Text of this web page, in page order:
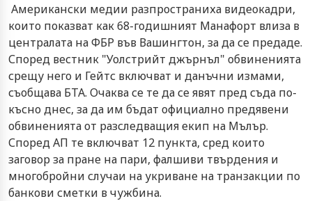
Американски медии разпространиха видеокадри,
които показват как 68-годишният Манафорт влиза в
централата на ФБР във Вашингтон, за да се предаде.
Според вестник "Уолстрийт джърнъл" обвиненията
срещу него и Гейтс включват и данъчни измами,
съобщава БТА. Очаква се те да се явят пред съда по-
късно днес, за да им бъдат официално предявени
обвиненията от разследващия екип на Мълър.
Според АП те включват 12 пункта, сред които
заговор за пране на пари, фалшиви твърдения и
многобройни случаи на укриване на транзакции по
банкови сметки в чужбина.